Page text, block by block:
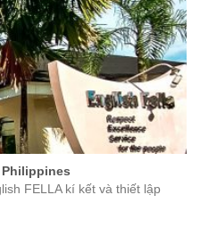
FELLA kí kết và thiết lập